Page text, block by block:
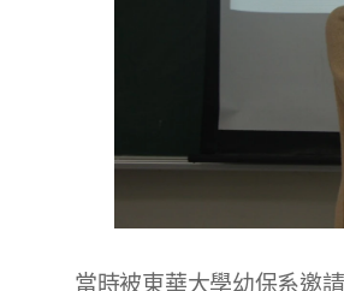
當時被東華大學幼保系邀